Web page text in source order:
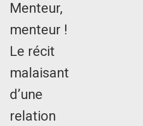
Menteur,
menteur !
Le récit
malaisant
d’une
relation